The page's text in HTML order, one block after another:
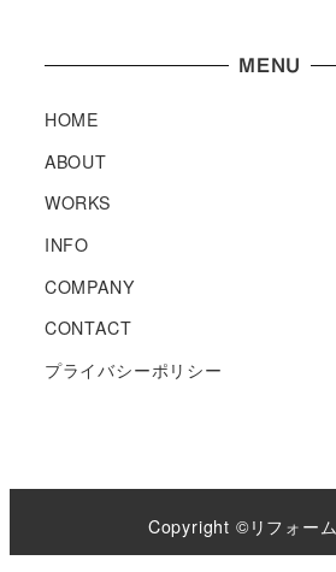
MENU
HOME
ABOUT
WORKS
INFO
COMPANY
CONTACT
プライバシーポリシー
Copyright ©リフォー